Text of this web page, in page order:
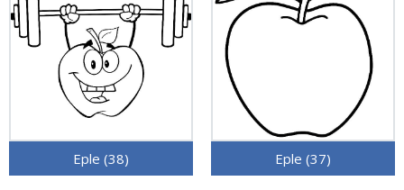
Eple (38) Eple (37)